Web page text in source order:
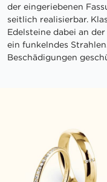
der eingeriebenen
seitlich realisierbar.
Edelsteine dabei an
ein funkelndes
Beschädigungen